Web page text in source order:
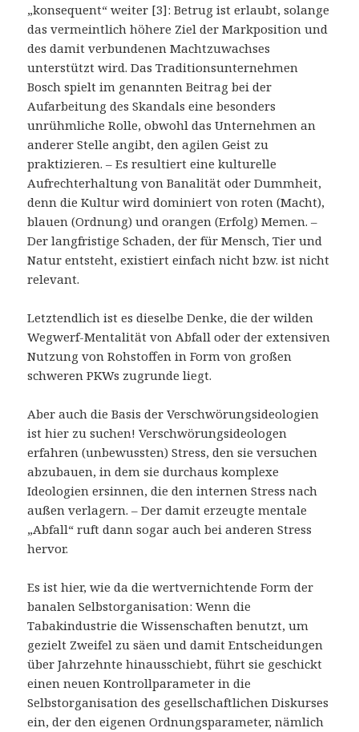
„konsequent“ weiter [3]: Betrug ist erlaubt, solange
das vermeintlich höhere Ziel der Markposition und
des damit verbundenen Machtzuwachses
unterstützt wird. Das Traditionsunternehmen
Bosch spielt im genannten Beitrag bei der
Aufarbeitung des Skandals eine besonders
unrühmliche Rolle, obwohl das Unternehmen an
anderer Stelle angibt, den agilen Geist zu
praktizieren. – Es resultiert eine kulturelle
Aufrechterhaltung von Banalität oder Dummheit,
denn die Kultur wird dominiert von roten (Macht),
blauen (Ordnung) und orangen (Erfolg) Memen. –
Der langfristige Schaden, der für Mensch, Tier und
Natur entsteht, existiert einfach nicht bzw. ist nicht
relevant.
Letztendlich ist es dieselbe Denke, die der wilden
Wegwerf-Mentalität von Abfall oder der extensiven
Nutzung von Rohstoffen in Form von großen
schweren PKWs zugrunde liegt.
Aber auch die Basis der Verschwörungsideologien
ist hier zu suchen! Verschwörungsideologen
erfahren (unbewussten) Stress, den sie versuchen
abzubauen, in dem sie durchaus komplexe
Ideologien ersinnen, die den internen Stress nach
außen verlagern. – Der damit erzeugte mentale
„Abfall“ ruft dann sogar auch bei anderen Stress
hervor.
Es ist hier, wie da die wertvernichtende Form der
banalen Selbstorganisation: Wenn die
Tabakindustrie die Wissenschaften benutzt, um
gezielt Zweifel zu säen und damit Entscheidungen
über Jahrzehnte hinausschiebt, führt sie geschickt
einen neuen Kontrollparameter in die
Selbstorganisation des gesellschaftlichen Diskurses
ein, der den eigenen Ordnungsparameter, nämlich